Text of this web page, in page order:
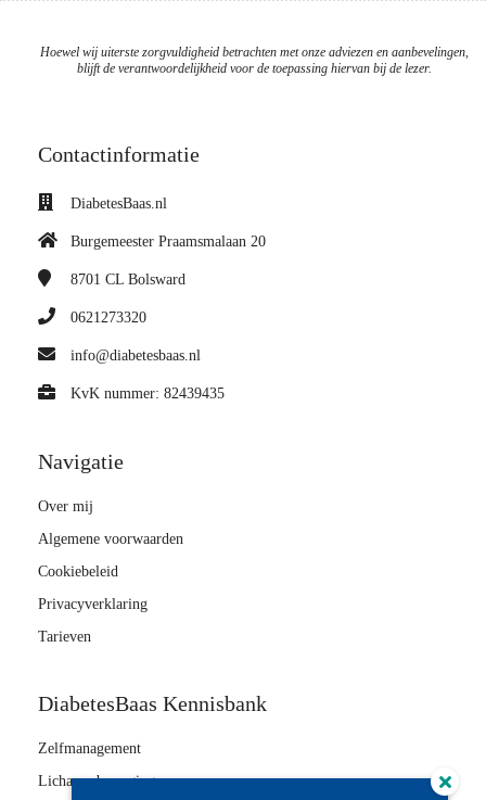
Hoewel wij uiterste zorgvuldigheid betrachten met onze adviezen en aanbevelingen,
blijft de verantwoordelijkheid voor de toepassing hiervan bij de lezer.
Contactinformatie
DiabetesBaas.nl
Burgemeester Praamsmalaan 20
8701 CL Bolsward
0621273320
info@diabetesbaas.nl
KvK nummer: 82439435
Navigatie
Over mij
Algemene voorwaarden
Cookiebeleid
Privacyverklaring
Tarieven
DiabetesBaas Kennisbank
Zelfmanagement
Lichaamsbeweging